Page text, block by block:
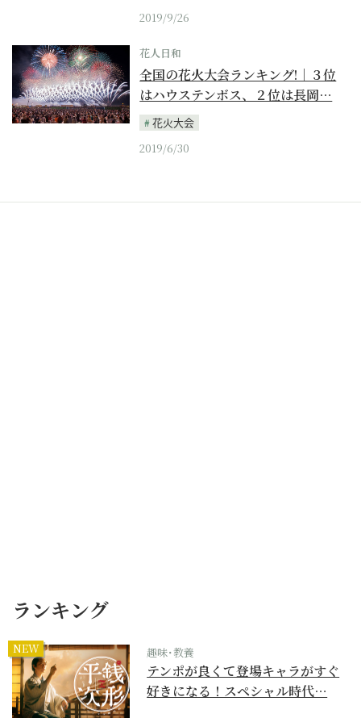
2019/9/26
花人日和
全国の花火大会ランキング!｜３位
はハウステンボス、２位は長岡…
花火大会
2019/6/30
ランキング
NEW 趣味･教養
テンポが良くて登場キャラがすぐ
好きになる！スペシャル時代…